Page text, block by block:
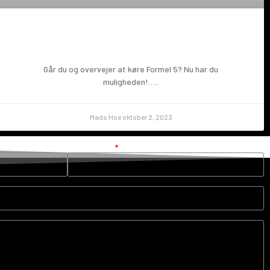
Går du og overvejer at køre Formel 5? Nu har du
muligheden!…..
Mads Hoe oktober 2, 2023